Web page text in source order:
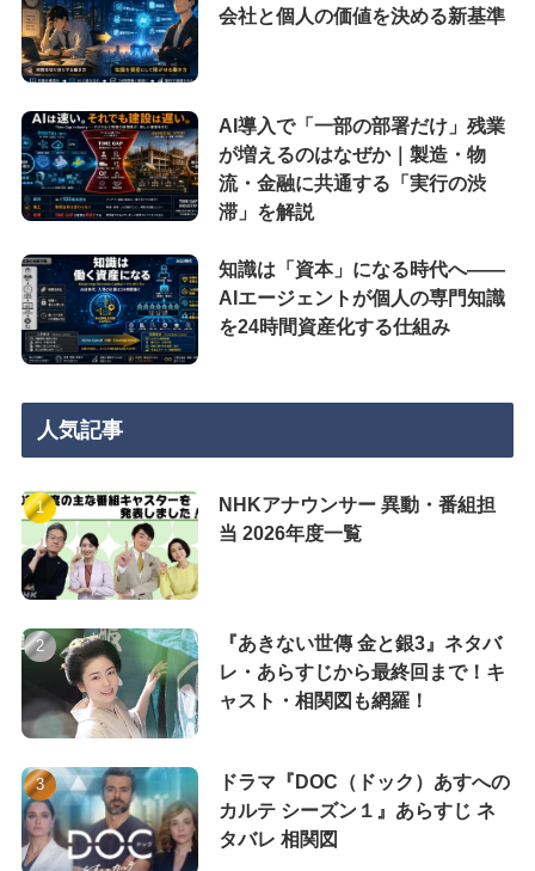
会社と個人の価値を決める新基準
AI導入で「一部の部署だけ」残業
が増えるのはなぜか｜製造・物
流・金融に共通する「実行の渋
滞」を解説
知識は「資本」になる時代へ——
AIエージェントが個人の専門知識
を24時間資産化する仕組み
人気記事
NHKアナウンサー 異動・番組担
当 2026年度一覧
『あきない世傳 金と銀3』ネタバ
レ・あらすじから最終回まで！キ
ャスト・相関図も網羅！
ドラマ『DOC（ドック）あすへの
カルテ シーズン１』あらすじ ネ
タバレ 相関図